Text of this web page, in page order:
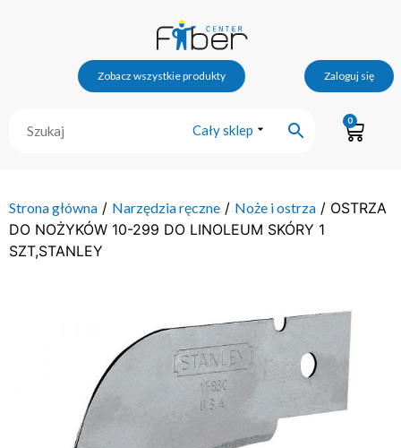
Zobacz wszystkie produkty Zaloguj się
Cały sklep
0
Strona główna / Narzędzia ręczne / Noże i ostrza / OSTRZA
DO NOŻYKÓW 10-299 DO LINOLEUM SKÓRY 1
SZT,STANLEY